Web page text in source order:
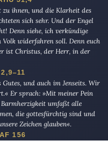
ihnen, und die Klarheit des
sich sehr. Und der Engel
Denn siehe, ich verkündige
Volk widerfahren soll. Denn euch
ist Christus, der Herr, in der
und auch im Jenseits. Wir
Er sprach: »Mit meiner Pein
umfaßt alle
die gottesfürchtig sind und
Zeichen glauben«.
156